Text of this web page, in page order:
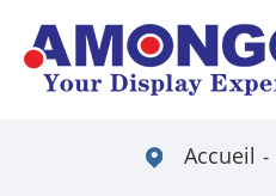
Accueil